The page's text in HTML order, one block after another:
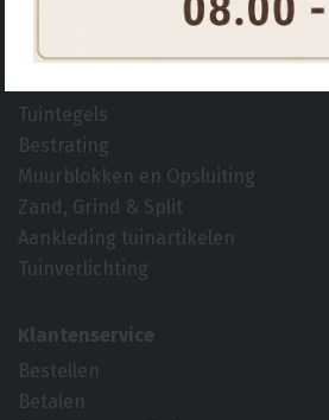
Tuintegels
Bestrating
Muurblokken en Opsluiting
Zand, Grind & Split
Aankleding tuinartikelen
Tuinverlichting
Klantenservice
Bestellen
Betalen